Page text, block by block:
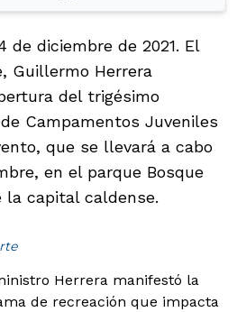
de diciembre de 2021. El
Guillermo Herrera
del trigésimo
Campamentos Juveniles
que se llevará a cabo
en el parque Bosque
la capital caldense.
Herrera manifestó la
de recreación que impacta